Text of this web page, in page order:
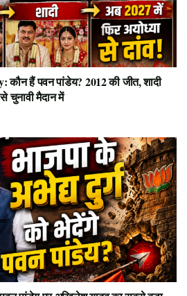
हैं पवन पांडेय? 2012 की जीत, शादी
चुनावी मैदान में